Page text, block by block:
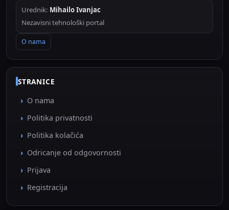
Urednik: Mihailo Ivanjac
Nezavisni tehnološki portal
O nama
STRANICE
O nama
Politika privatnosti
Politika kolačića
Odricanje od odgovornosti
Prijava
Registracija